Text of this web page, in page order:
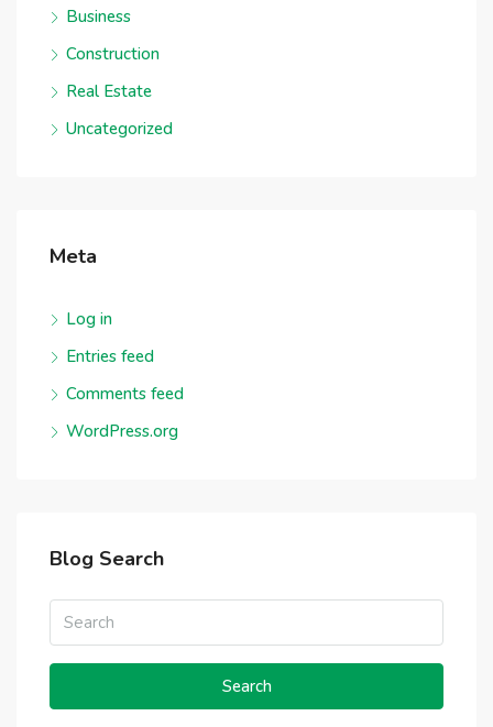
Business
Construction
Real Estate
Uncategorized
Meta
Log in
Entries feed
Comments feed
WordPress.org
Blog Search
Search